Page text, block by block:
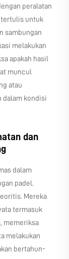
peralatan
tertulis untuk
sambungan
melakukan
apakah hasil
muncul
atau
dalam kondisi
dan
dalam
padel.
Mereka
termasuk
memeriksa
melakukan
bertahun-